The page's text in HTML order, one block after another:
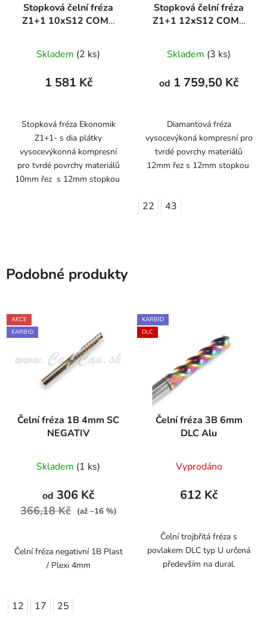
Stopková čelní fréza
Z1+1 10xS12 COMP
Skladem (2 ks)
1 581 Kč
Stopková fréza Ekonomik
Z1+1- s dia plátky
vysocevýkonná kompresní
pro tvrdé povrchy materiálů
10mm řez s 12mm stopkou
Stopková čelní fréza
Z1+1 12xS12 COMP
Skladem (3 ks)
od 1 759,50 Kč
Diamantová fréza
vysocevýkoná kompresní pro
tvrdé povrchy materiálů
12mm řez s 12mm stopkou
22 43
Podobné produkty
AKCE
KARBID
Čelní fréza 1B 4mm SC
NEGATIV
Skladem (1 ks)
od 306 Kč
366,18 Kč (až –16 %)
Čelní fréza negativní 1B Plast
/ Plexi 4mm
12 17 25
KARBID
DLC
Čelní fréza 3B 6mm
DLC Alu
Vyprodáno
612 Kč
Čelní trojbřitá fréza s
povlakem DLC typ U určená
především na dural.